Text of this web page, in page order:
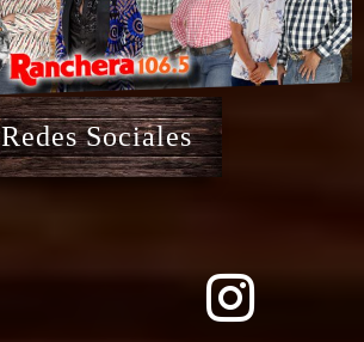
Redes Sociales